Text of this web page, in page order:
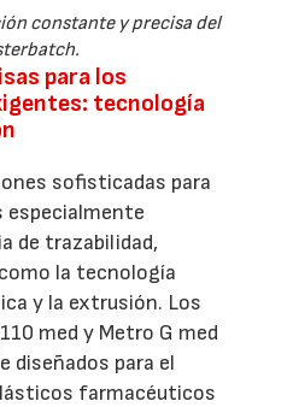
constante y precisa del
para los
tecnología
sofisticadas para
especialmente
de trazabilidad,
la tecnología
y la extrusión. Los
med y Metro G med
diseñados para el
farmacéuticos